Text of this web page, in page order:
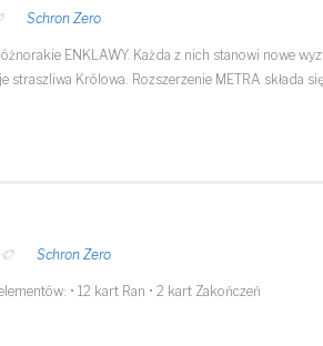
Schron Zero
ENKLAWY. Każda z nich stanowi nowe
Królowa. Rozszerzenie METRA składa
Schron Zero
• 12 kart Ran • 2 kart Zakończeń